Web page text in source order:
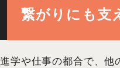
繋がりにも支
進学や仕事の都合で、他